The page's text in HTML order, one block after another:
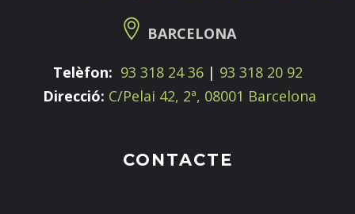
BARCELONA
Telèfon: 93 318 24 36| 93 318 20 92
Direcció: C/Pelai 42, 2ª, 08001 Barcelona
CONTACTE